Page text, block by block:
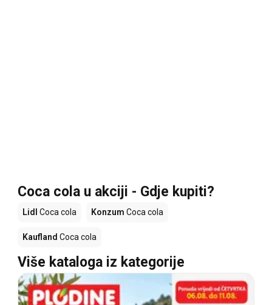
Coca cola u akciji - Gdje kupiti?
Lidl Coca cola Konzum Coca cola
Kaufland Coca cola
Više kataloga iz kategorije